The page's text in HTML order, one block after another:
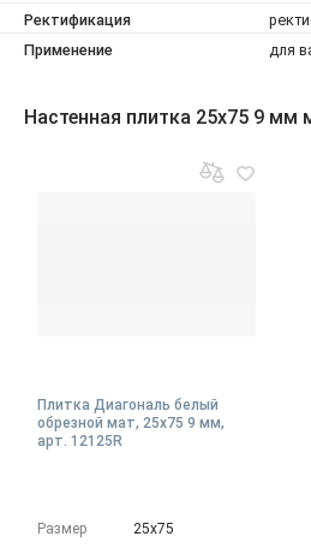
Ректификация
Применение
для
Настенная плитка 25x75 9 мм
Плитка Диагональ белый
обрезной мат, 25x75 9 мм,
арт. 12125R
Размер
25х75